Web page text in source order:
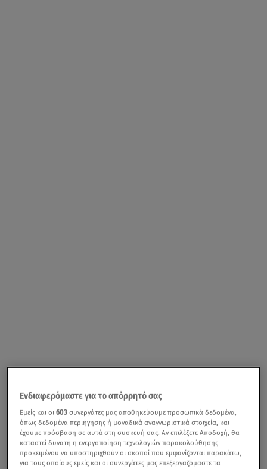
Ενδιαφερόμαστε για το απόρρητό σας
Εμείς και οι603 συνεργάτες μας αποθηκεύουμε προσωπικά δεδομένα,
όπως δεδομένα περιήγησης ή μοναδικά αναγνωριστικά στοιχεία, και
έχουμε πρόσβαση σε αυτά στη συσκευή σας. Αν επιλέξετε Αποδοχή, θα
καταστεί δυνατή η ενεργοποίηση τεχνολογιών παρακολούθησης
προκειμένου να υποστηριχθούν οι σκοποί που εμφανίζονται παρακάτω,
για τους οποίους εμείς και οι συνεργάτες μας επεξεργαζόμαστε τα